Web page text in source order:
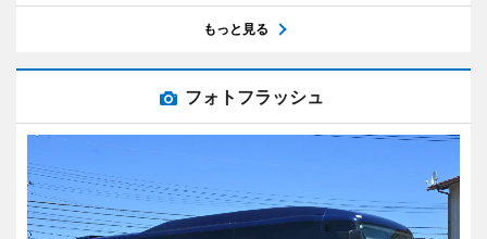
もっと見る
フォトフラッシュ